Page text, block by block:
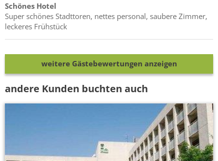
Schönes Hotel
Super schönes Stadttoren, nettes personal, saubere Zimmer,
leckeres Frühstück
weitere Gästebewertungen anzeigen
andere Kunden buchten auch